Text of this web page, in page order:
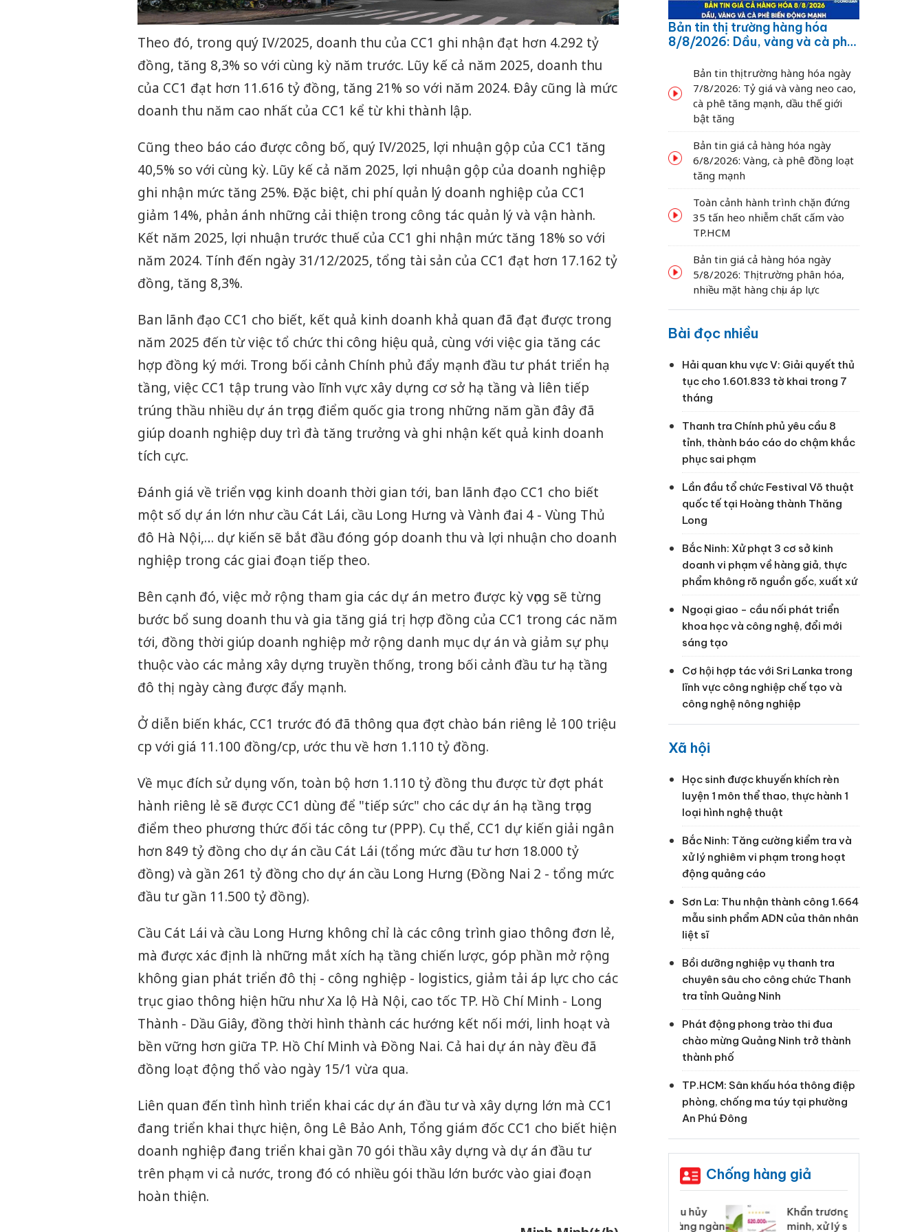
Theo đó, trong quý IV/2025, doanh thu của CC1 ghi nhận đạt hơn 4.292 tỷ
đồng, tăng 8,3% so với cùng kỳ năm trước. Lũy kế cả năm 2025, doanh thu
của CC1 đạt hơn 11.616 tỷ đồng, tăng 21% so với năm 2024. Đây cũng là mức
doanh thu năm cao nhất của CC1 kể từ khi thành lập.
Cũng theo báo cáo được công bố, quý IV/2025, lợi nhuận gộp của CC1 tăng
40,5% so với cùng kỳ. Lũy kế cả năm 2025, lợi nhuận gộp của doanh nghiệp
ghi nhận mức tăng 25%. Đặc biệt, chi phí quản lý doanh nghiệp của CC1
giảm 14%, phản ánh những cải thiện trong công tác quản lý và vận hành.
Kết năm 2025, lợi nhuận trước thuế của CC1 ghi nhận mức tăng 18% so với
năm 2024. Tính đến ngày 31/12/2025, tổng tài sản của CC1 đạt hơn 17.162 tỷ
đồng, tăng 8,3%.
Ban lãnh đạo CC1 cho biết, kết quả kinh doanh khả quan đã đạt được trong
năm 2025 đến từ việc tổ chức thi công hiệu quả, cùng với việc gia tăng các
hợp đồng ký mới. Trong bối cảnh Chính phủ đẩy mạnh đầu tư phát triển hạ
tầng, việc CC1 tập trung vào lĩnh vực xây dựng cơ sở hạ tầng và liên tiếp
trúng thầu nhiều dự án trọng điểm quốc gia trong những năm gần đây đã
giúp doanh nghiệp duy trì đà tăng trưởng và ghi nhận kết quả kinh doanh
tích cực.
Đánh giá về triển vọng kinh doanh thời gian tới, ban lãnh đạo CC1 cho biết
một số dự án lớn như cầu Cát Lái, cầu Long Hưng và Vành đai 4 - Vùng Thủ
đô Hà Nội,… dự kiến sẽ bắt đầu đóng góp doanh thu và lợi nhuận cho doanh
nghiệp trong các giai đoạn tiếp theo.
Bên cạnh đó, việc mở rộng tham gia các dự án metro được kỳ vọng sẽ từng
bước bổ sung doanh thu và gia tăng giá trị hợp đồng của CC1 trong các năm
tới, đồng thời giúp doanh nghiệp mở rộng danh mục dự án và giảm sự phụ
thuộc vào các mảng xây dựng truyền thống, trong bối cảnh đầu tư hạ tầng
đô thị ngày càng được đẩy mạnh.
Ở diễn biến khác, CC1 trước đó đã thông qua đợt chào bán riêng lẻ 100 triệu
cp với giá 11.100 đồng/cp, ước thu về hơn 1.110 tỷ đồng.
Về mục đích sử dụng vốn, toàn bộ hơn 1.110 tỷ đồng thu được từ đợt phát
hành riêng lẻ sẽ được CC1 dùng để "tiếp sức" cho các dự án hạ tầng trọng
điểm theo phương thức đối tác công tư (PPP). Cụ thể, CC1 dự kiến giải ngân
hơn 849 tỷ đồng cho dự án cầu Cát Lái (tổng mức đầu tư hơn 18.000 tỷ
đồng) và gần 261 tỷ đồng cho dự án cầu Long Hưng (Đồng Nai 2 - tổng mức
đầu tư gần 11.500 tỷ đồng).
Cầu Cát Lái và cầu Long Hưng không chỉ là các công trình giao thông đơn lẻ,
mà được xác định là những mắt xích hạ tầng chiến lược, góp phần mở rộng
không gian phát triển đô thị - công nghiệp - logistics, giảm tải áp lực cho các
trục giao thông hiện hữu như Xa lộ Hà Nội, cao tốc TP. Hồ Chí Minh - Long
Thành - Dầu Giây, đồng thời hình thành các hướng kết nối mới, linh hoạt và
bền vững hơn giữa TP. Hồ Chí Minh và Đồng Nai. Cả hai dự án này đều đã
đồng loạt động thổ vào ngày 15/1 vừa qua.
Liên quan đến tình hình triển khai các dự án đầu tư và xây dựng lớn mà CC1
đang triển khai thực hiện, ông Lê Bảo Anh, Tổng giám đốc CC1 cho biết hiện
doanh nghiệp đang triển khai gần 70 gói thầu xây dựng và dự án đầu tư
trên phạm vi cả nước, trong đó có nhiều gói thầu lớn bước vào giai đoạn
hoàn thiện.
Bản tin thị trường hàng hóa
8/8/2026: Dầu, vàng và cà phê
Bản tin thị trường hàng hóa ngày
7/8/2026: Tỷ giá và vàng neo cao,
cà phê tăng mạnh, dầu thế giới
bật tăng
Bản tin giá cả hàng hóa ngày
6/8/2026: Vàng, cà phê đồng loạt
tăng mạnh
Toàn cảnh hành trình chặn đứng
35 tấn heo nhiễm chất cấm vào
TP.HCM
Bản tin giá cả hàng hóa ngày
5/8/2026: Thị trường phân hóa,
nhiều mặt hàng chịu áp lực
Bài đọc nhiều
Hải quan khu vực V: Giải quyết thủ
tục cho 1.601.833 tờ khai trong 7
tháng
Thanh tra Chính phủ yêu cầu 8
tỉnh, thành báo cáo do chậm khắc
phục sai phạm
Lần đầu tổ chức Festival Võ thuật
quốc tế tại Hoàng thành Thăng
Long
Bắc Ninh: Xử phạt 3 cơ sở kinh
doanh vi phạm về hàng giả, thực
phẩm không rõ nguồn gốc, xuất xứ
Ngoại giao - cầu nối phát triển
khoa học và công nghệ, đổi mới
sáng tạo
Cơ hội hợp tác với Sri Lanka trong
lĩnh vực công nghiệp chế tạo và
công nghệ nông nghiệp
Xã hội
Học sinh được khuyến khích rèn
luyện 1 môn thể thao, thực hành 1
loại hình nghệ thuật
Bắc Ninh: Tăng cường kiểm tra và
xử lý nghiêm vi phạm trong hoạt
động quảng cáo
Sơn La: Thu nhận thành công 1.664
mẫu sinh phẩm ADN của thân nhân
liệt sĩ
Bồi dưỡng nghiệp vụ thanh tra
chuyên sâu cho công chức Thanh
tra tỉnh Quảng Ninh
Phát động phong trào thi đua
chào mừng Quảng Ninh trở thành
thành phố
TP.HCM: Sân khấu hóa thông điệp
phòng, chống ma túy tại phường
An Phú Đông
Chống hàng giả
công khai hàng ngàn
Khẩn trương xác
minh, xử lý sản phẩm